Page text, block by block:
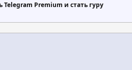
Premium и стать гуру